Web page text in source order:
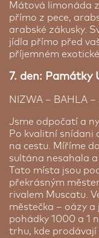
Mátová limonáda
přímo z pece,
arabské zákusky.
jídla přímo před
příjemném
7. den: Památky
NIZWA – BAHLA –
Jsme odpočatí a
Po kvalitní snídani
na cestu. Míříme
sultána nesahala
Tato místa jsou
překrásným
rivalem Muscatu.
městečka – oázy a
pohádky 1000 a 1
trhu, kde